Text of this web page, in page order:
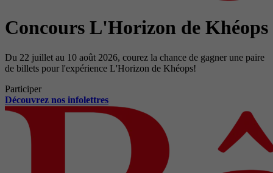
Concours L'Horizon de Khéops
Du 22 juillet au 10 août 2026, courez la chance de gagner une paire
de billets pour l'expérience L'Horizon de Khéops!
Participer
Découvrez nos infolettres